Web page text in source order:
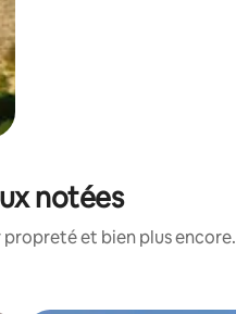
notées
et bien plus encore.